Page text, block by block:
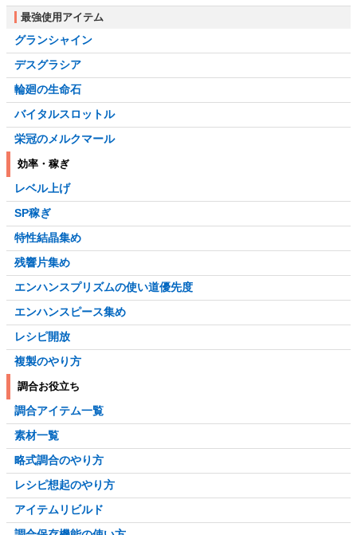
最強使用アイテム
グランシャイン
デスグラシア
輪廻の生命石
バイタルスロットル
栄冠のメルクマール
効率・稼ぎ
レベル上げ
SP稼ぎ
特性結晶集め
残響片集め
エンハンスプリズムの使い道優先度
エンハンスピース集め
レシピ開放
複製のやり方
調合お役立ち
調合アイテム一覧
素材一覧
略式調合のやり方
レシピ想起のやり方
アイテムリビルド